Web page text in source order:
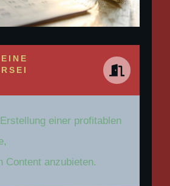
einer profitablen
Content anzubieten.